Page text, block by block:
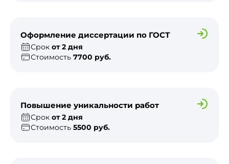
Оформление диссертации по ГОСТ
Срок от 2 дня
Стоимость 7700 руб.
Повышение уникальности работ
Срок от 2 дня
Стоимость 5500 руб.